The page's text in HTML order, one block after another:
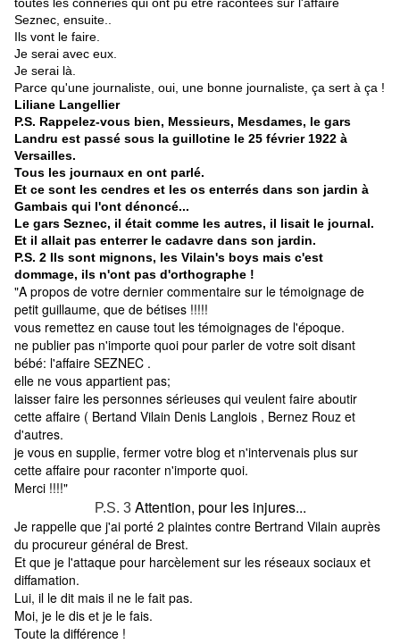
Seznec, ensuite..
Ils vont le faire.
Je serai avec eux.
Je serai là.
Parce qu'une journaliste, oui, une bonne journaliste, ça sert à ça !
Liliane Langellier
P.S. Rappelez-vous bien, Messieurs, Mesdames, le gars
Landru est passé sous la guillotine le 25 février 1922 à
Versailles.
Tous les journaux en ont parlé.
Et ce sont les cendres et les os enterrés dans son jardin à
Gambais qui l'ont dénoncé...
Le gars Seznec, il était comme les autres, il lisait le journal.
Et il allait pas enterrer le cadavre dans son jardin.
P.S. 2 Ils sont mignons, les Vilain's boys mais c'est
dommage, ils n'ont pas d'orthographe !
"A propos de votre dernier commentaire sur le témoignage de
petit guillaume, que de bétises !!!!!
vous remettez en cause tout les témoignages de l'époque.
ne publier pas n'importe quoi pour parler de votre soit disant
bébé: l'affaire SEZNEC .
elle ne vous appartient pas;
laisser faire les personnes sérieuses qui veulent faire aboutir
cette affaire ( Bertand Vilain Denis Langlois , Bernez Rouz et
d'autres.
je vous en supplie, fermer votre blog et n'intervenais plus sur
cette affaire pour raconter n'importe quoi.
Merci !!!!"
P.S. 3 Attention, pour les injures...
Je rappelle que j'ai porté 2 plaintes contre Bertrand Vilain auprès
du procureur général de Brest.
Et que je l'attaque pour harcèlement sur les réseaux sociaux et
diffamation.
Lui, il le dit mais il ne le fait pas.
Moi, je le dis et je le fais.
Toute la différence !